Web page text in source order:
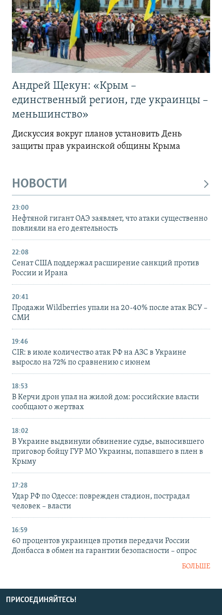
Андрей Щекун: «Крым –
единственный регион, где украинцы –
меньшинство»
Дискуссия вокруг планов установить День
защиты прав украинской общины Крыма
НОВОСТИ
23:00
Нефтяной гигант ОАЭ заявляет, что атаки существенно
повлияли на его деятельность
22:08
Сенат США поддержал расширение санкций против
России и Ирана
20:41
Продажи Wildberries упали на 20-40% после атак ВСУ –
СМИ
19:46
CIR: в июле количество атак РФ на АЗС в Украине
выросло на 72% по сравнению с июнем
18:53
В Керчи дрон упал на жилой дом: российские власти
сообщают о жертвах
18:02
В Украине выдвинули обвинение судье, выносившего
приговор бойцу ГУР МО Украины, попавшего в плен в
Крыму
17:28
Удар РФ по Одессе: поврежден стадион, пострадал
человек – власти
16:59
60 процентов украинцев против передачи России
Донбасса в обмен на гарантии безопасности – опрос
БОЛЬШЕ
ПРИСОЕДИНЯЙТЕСЬ!